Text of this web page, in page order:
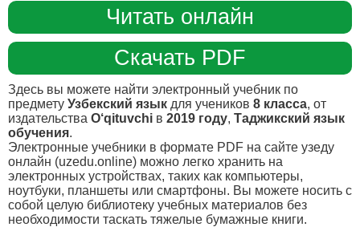
Читать онлайн
Скачать PDF
Здесь вы можете найти электронный учебник по
предмету Узбекский язык для учеников 8 класса, от
издательства O‘qituvchi в 2019 году, Таджикский язык
обучения.
Электронные учебники в формате PDF на сайте узеду
онлайн (uzedu.online) можно легко хранить на
электронных устройствах, таких как компьютеры,
ноутбуки, планшеты или смартфоны. Вы можете носить с
собой целую библиотеку учебных материалов без
необходимости таскать тяжелые бумажные книги.